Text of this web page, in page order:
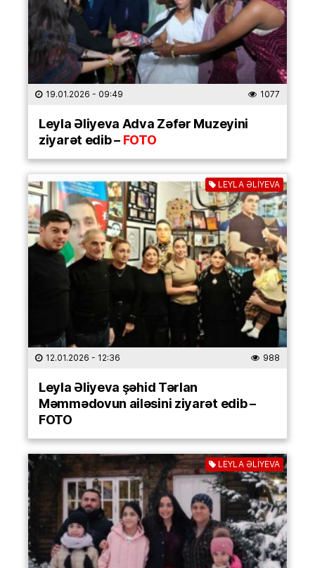
19.01.2026 - 09:49 1077
Leyla Əliyeva Adva Zəfər Muzeyini
ziyarət edib –FOTO
LEYLA ƏLİYEVA
12.01.2026 - 12:36 988
Leyla Əliyeva şəhid Tərlan
Məmmədovun ailəsini ziyarət edib –
FOTO
LEYLA ƏLİYEVA